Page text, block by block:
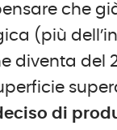
che
(più
diventa del
di